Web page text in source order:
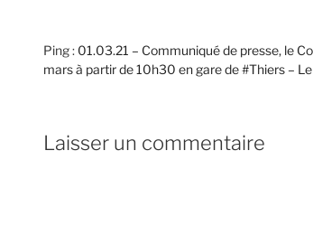
Ping : 01.03.21 – Communiqué de presse, le
mars à partir de 10h30 en gare de #Thiers –
Laisser un commentaire